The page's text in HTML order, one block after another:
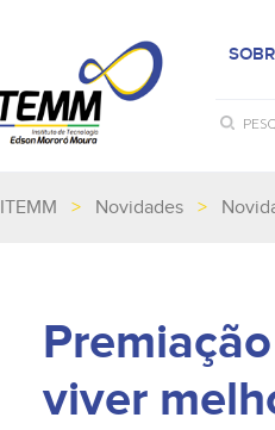
ITEMM > Novidades >
viver